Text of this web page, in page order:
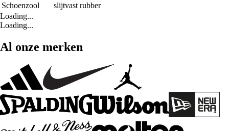
Schoenzool
slijtvast rubber
Loading...
Loading...
Al onze merken